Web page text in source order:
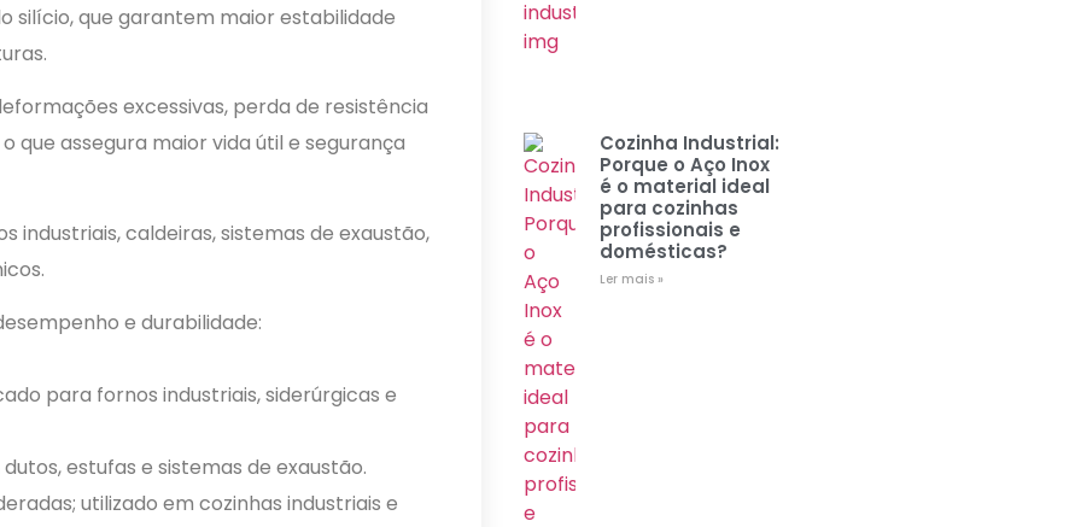
silício, que garantem maior estabilidade
excessivas, perda de resistência
que assegura maior vida útil e segurança
industriais, caldeiras, sistemas de exaustão,
e durabilidade:
para fornos industriais, siderúrgicas e
estufas e sistemas de exaustão.
utilizado em cozinhas industriais e
Cozinha Industrial:
Porque o Aço Inox
é o material ideal
para cozinhas
profissionais e
domésticas?
Ler mais »